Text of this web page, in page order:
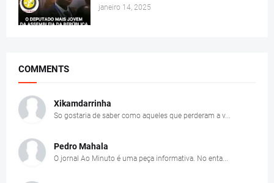
janeiro 14, 2025
COMMENTS
Xikamdarrinha
So gostaria de saber como aqueles que perderam a v...
Pedro Mahala
O jornal Ao Minuto é uma peça informativa. No enta...